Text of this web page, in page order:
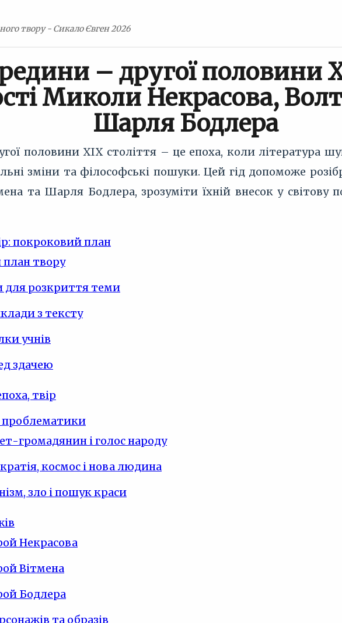
твору - Сикало Євген 2026
– другої половини
Миколи Некрасова,
Шарля Бодлера
половини XIX століття – це епоха, коли література
зміни та філософські пошуки. Цей гід допоможе
та Шарля Бодлера, зрозуміти їхній внесок у світову
покроковий план
твору
для розкриття теми
з тексту
учнів
здачею
твір
проблематики
громадянин і голос народу
космос і нова людина
зло і пошук краси
Некрасова
Вітмена
Бодлера
та образів